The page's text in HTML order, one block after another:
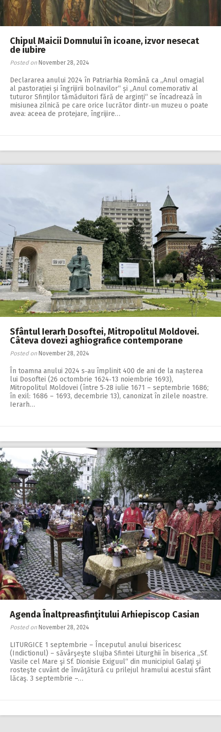
Chipul Maicii Domnului în icoane, izvor nesecat
de iubire
Posted on November 28, 2024
Declararea anului 2024 în Patriarhia Română ca „Anul omagial
al pastorației și îngrijirii bolnavilor“ și „Anul comemorativ al
tuturor Sfinților tămăduitori fără de arginți“ se încadrează în
misiunea zilnică pe care orice lucrător dintr‑un muzeu o poate
avea: aceea de protejare, îngrijire…
Sfântul Ierarh Dosoftei, Mitropolitul Moldovei.
Câteva dovezi aghiografice contemporane
Posted on November 28, 2024
În toamna anului 2024 s‑au împlinit 400 de ani de la nașterea
lui Dosoftei (26 octombrie 1624‑13 noiembrie 1693),
Mitropolitul Moldovei (între 5‑28 iulie 1671 – septembrie 1686;
în exil: 1686 – 1693, decembrie 13), canonizat în zilele noastre.
Ierarh…
Agenda Înaltpreasfinţitului Arhiepiscop Casian
Posted on November 28, 2024
LITURGICE 1 septembrie – Începutul anului bisericesc
(Indictionul) – săvârşeşte slujba Sfintei Liturghii în biserica ,,Sf.
Vasile cel Mare şi Sf. Dionisie Exiguul“ din municipiul Galaţi şi
rosteşte cuvânt de învăţătură cu prilejul hramului acestui sfânt
lăcaş. 3 septembrie –…